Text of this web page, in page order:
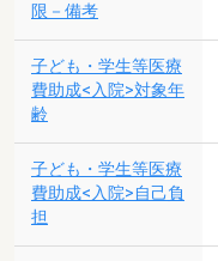
限－備考
子ども・学生等医療
費助成<入院>対象年
齢
子ども・学生等医療
費助成<入院>自己負
担